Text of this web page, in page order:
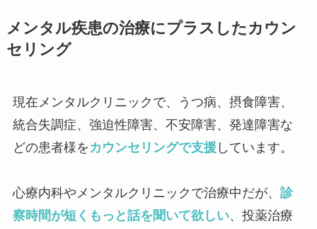
メンタル疾患の治療にプラスしたカウン
セリング
現在メンタルクリニックで、うつ病、摂食障害、
統合失調症、強迫性障害、不安障害、発達障害な
どの患者様を カウンセリングで支援 しています。
心療内科やメンタルクリニックで治療中だが、 診
察時間が短くもっと話を聞いて欲しい、投薬治療